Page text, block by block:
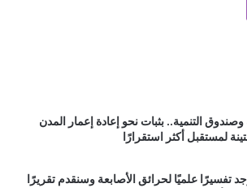
وصندوق التنمية.. بثبات نحو إعادة إعمار المدن
لمستقبل أكثر استقرارًا
تفسيرًا علميًا لحرائق الأصابعة وسنقدم تقريرًا